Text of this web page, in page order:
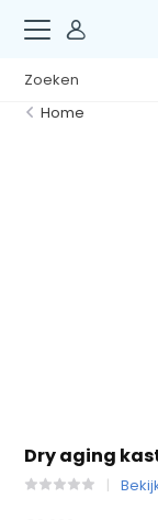
Home
Dry aging kast